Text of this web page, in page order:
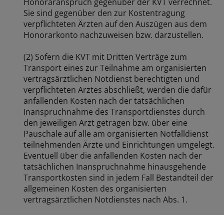
Sie sind gegenüber den zur Kostentragung
verpflichteten Ärzten auf den Auszügen aus dem
Honorarkonto nachzuweisen bzw. darzustellen.
(2) Sofern die KVT mit Dritten Verträge zum
Transport eines zur Teilnahme am organisierten
vertragsärztlichen Notdienst berechtigten und
verpflichteten Arztes abschließt, werden die dafür
anfallenden Kosten nach der tatsächlichen
Inanspruchnahme des Transportdienstes durch
den jeweiligen Arzt getragen bzw. über eine
Pauschale auf alle am organisierten Notfalldienst
teilnehmenden Ärzte und Einrichtungen umgelegt.
Eventuell über die anfallenden Kosten nach der
tatsächlichen Inanspruchnahme hinausgehende
Transportkosten sind in jedem Fall Bestandteil der
allgemeinen Kosten des organisierten
vertragsärztlichen Notdienstes nach Abs. 1.